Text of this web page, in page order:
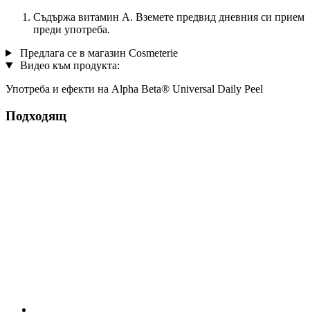
Съдържа витамин A. Вземете предвид дневния си прием
преди употреба.
Предлага се в магазин Cosmeterie
Видео към продукта:
Употреба и ефекти на Alpha Beta® Universal Daily Peel
Подходящ